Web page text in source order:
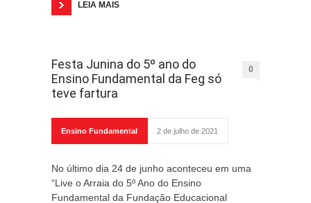
LEIA MAIS
Festa Junina do 5º ano do
Ensino Fundamental da Feg só
teve fartura
0
Ensino Fundamental 2 de julho de 2021
No último dia 24 de junho aconteceu em uma
“Live o Arraia do 5º Ano do Ensino
Fundamental da Fundação Educacional